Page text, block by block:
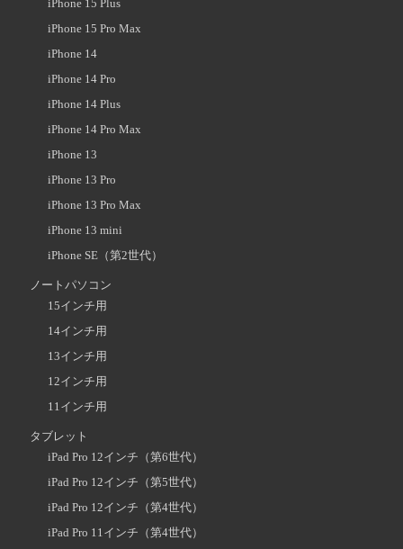
iPhone 15 Plus
iPhone 15 Pro Max
iPhone 14
iPhone 14 Pro
iPhone 14 Plus
iPhone 14 Pro Max
iPhone 13
iPhone 13 Pro
iPhone 13 Pro Max
iPhone 13 mini
iPhone SE（第2世代）
ノートパソコン
15インチ用
14インチ用
13インチ用
12インチ用
11インチ用
タブレット
iPad Pro 12インチ（第6世代）
iPad Pro 12インチ（第5世代）
iPad Pro 12インチ（第4世代）
iPad Pro 11インチ（第4世代）